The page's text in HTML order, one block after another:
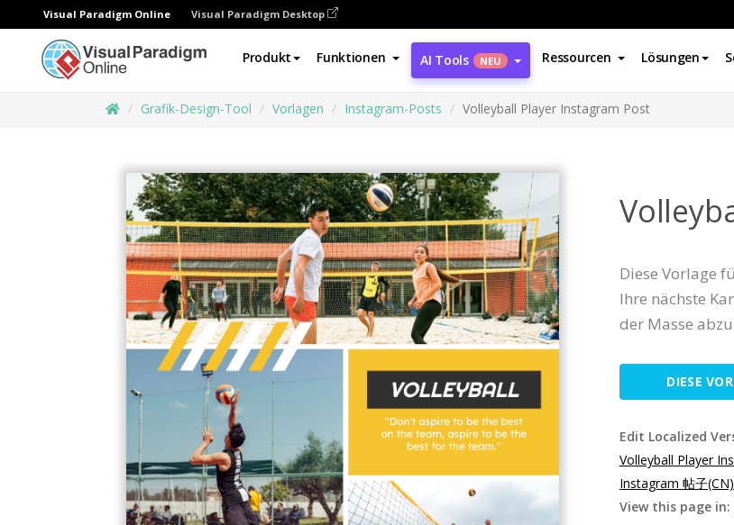
Visual Paradigm Online Visual Paradigm Desktop
Produkt Funktionen AI Tools NEU Ressourcen Lösungen
Grafik-Design-Tool Vorlagen Instagram-Posts Volleyball Player Instagram Post
Diese Vorlage
Ihre nächste
der Masse
DIESE
Edit Localized
Volleyball Player
Instagram 帖子(CN)
View this page in: